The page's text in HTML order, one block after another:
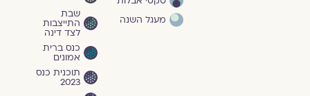
מעגל השנה
שבת
התייצבות
לצד דינה
כנס ברית
אמונים
תוכנית כנס
2023